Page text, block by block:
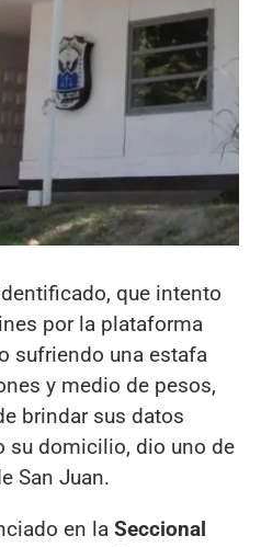
que intento
por la plataforma
sufriendo una estafa
y medio de pesos,
brindar sus datos
su domicilio, dio uno de
San Juan.
en la Seccional